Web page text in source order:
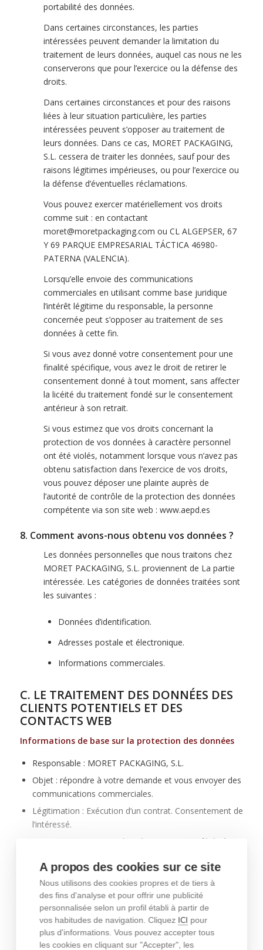
portabilité des données.
Dans certaines circonstances, les parties
intéressées peuvent demander la limitation du
traitement de leurs données, auquel cas nous ne les
conserverons que pour l’exercice ou la défense des
droits.
Dans certaines circonstances et pour des raisons
liées à leur situation particulière, les parties
intéressées peuvent s’opposer au traitement de
leurs données. Dans ce cas, MORET PACKAGING,
S.L. cessera de traiter les données, sauf pour des
raisons légitimes impérieuses, ou pour l’exercice ou
la défense d’éventuelles réclamations.
Vous pouvez exercer matériellement vos droits
comme suit : en contactant
moret@moretpackaging.com ou CL ALGEPSER, 67
Y 69 PARQUE EMPRESARIAL TÁCTICA 46980-
PATERNA (VALENCIA).
Lorsqu’elle envoie des communications
commerciales en utilisant comme base juridique
l’intérêt légitime du responsable, la personne
concernée peut s’opposer au traitement de ses
données à cette fin.
Si vous avez donné votre consentement pour une
finalité spécifique, vous avez le droit de retirer le
consentement donné à tout moment, sans affecter
la licéité du traitement fondé sur le consentement
antérieur à son retrait.
Si vous estimez que vos droits concernant la
protection de vos données à caractère personnel
ont été violés, notamment lorsque vous n’avez pas
obtenu satisfaction dans l’exercice de vos droits,
vous pouvez déposer une plainte auprès de
l’autorité de contrôle de la protection des données
compétente via son site web : www.aepd.es
8. Comment avons-nous obtenu vos données ?
Les données personnelles que nous traitons chez
MORET PACKAGING, S.L. proviennent de La partie
intéressée. Les catégories de données traitées sont
les suivantes :
Données d’identification.
Adresses postale et électronique.
Informations commerciales.
C. LE TRAITEMENT DES DONNÉES DES
CLIENTS POTENTIELS ET DES
CONTACTS WEB
Informations de base sur la protection des données
Responsable : MORET PACKAGING, S.L.
Objet : répondre à votre demande et vous envoyer des
communications commerciales.
Légitimation : Exécution d’un contrat. Consentement de
l’intéressé.
Destinataires : Aucune donnée ne sera transférée à
Droits : Vous disposez d’un droit d’accès, de
rectification et de suppression des données, ainsi que
d’autres droits, indiqués dans les informations
complémentaires, qui peuvent être exercés en
contactant moret@moretpackaging.com ou CL
ALGEPSER, 67 Y 69 PARQUE EMPRESARIAL TÁCTICA
A propos des cookies sur ce site
Nous utilisons des cookies propres et de tiers à
des fins d'analyse et pour offrir une publicité
personnalisée selon un profil établi à partir de
vos habitudes de navigation. Cliquez ICI pour
plus d'informations. Vous pouvez accepter tous
les cookies en cliquant sur "Accepter", les